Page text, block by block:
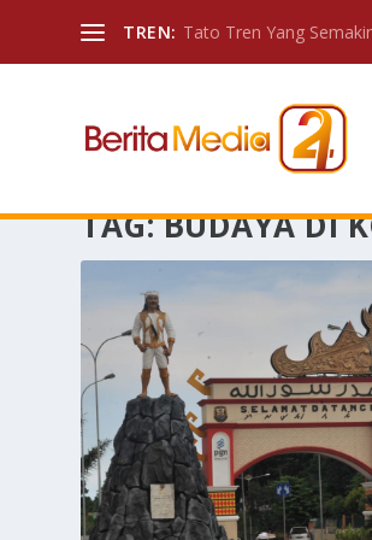
TREN: Tato Tren Yang
TAG:BUDAYA DI